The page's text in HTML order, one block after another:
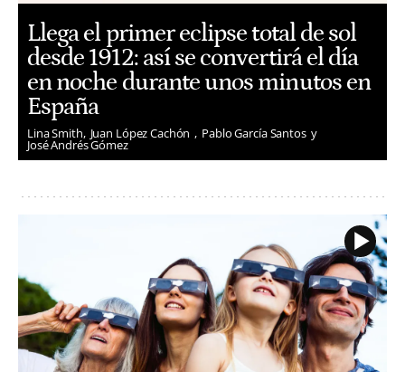
Llega el primer eclipse total de sol
desde 1912: así se convertirá el día
en noche durante unos minutos en
España
Lina Smith Juan López Cachón Pablo García Santos
José Andrés Gómez